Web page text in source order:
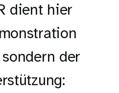
dient hier
der